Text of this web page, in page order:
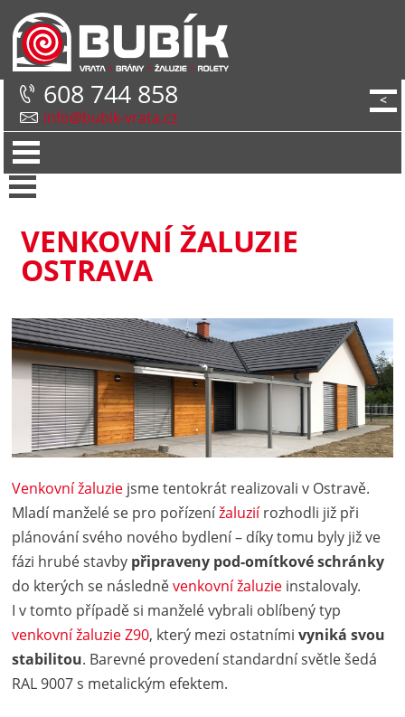
608 744 858
info@bubik-vrata.cz
<
VENKOVNÍ ŽALUZIE
OSTRAVA
Venkovní žaluzie jsme tentokrát realizovali v Ostravě.
Mladí manželé se pro pořízenížaluziírozhodli již při
plánování svého nového bydlení – díky tomu byly již ve
fázi hrubé stavby připraveny pod-omítkové schránky
do kterých se následněvenkovní žaluzie instalovaly.
I v tomto případě si manželé vybrali oblíbený typ
venkovní žaluzie Z90, který mezi ostatnímivyniká svou
stabilitou. Barevné provedení standardní světle šedá
RAL 9007 s metalickým efektem.